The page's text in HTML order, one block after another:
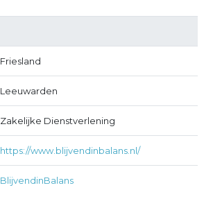
Friesland
Leeuwarden
Zakelijke Dienstverlening
https://www.blijvendinbalans.nl/
BlijvendinBalans